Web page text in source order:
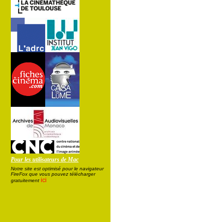
Pour les utilisateurs de Mac
Notre site est optimisé pour le navigateur
FireFox que vous pouvez télécharger
gratuitement ici